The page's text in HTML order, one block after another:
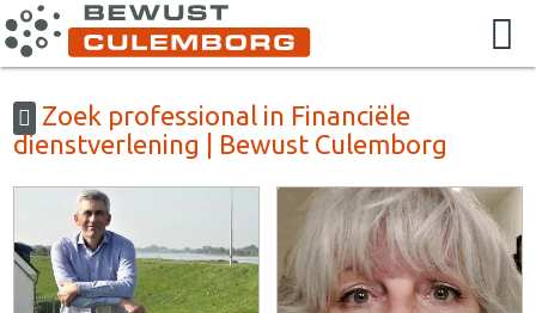
Zoek professional in Financiële
dienstverlening | Bewust Culemborg